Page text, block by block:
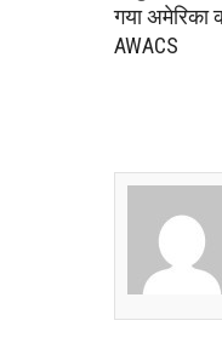
गया अमेरिका
AWACS